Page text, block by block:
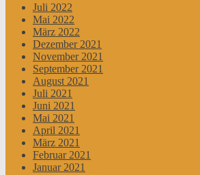
Juli 2022
Mai 2022
März 2022
Dezember 2021
November 2021
September 2021
August 2021
Juli 2021
Juni 2021
Mai 2021
April 2021
März 2021
Februar 2021
Januar 2021